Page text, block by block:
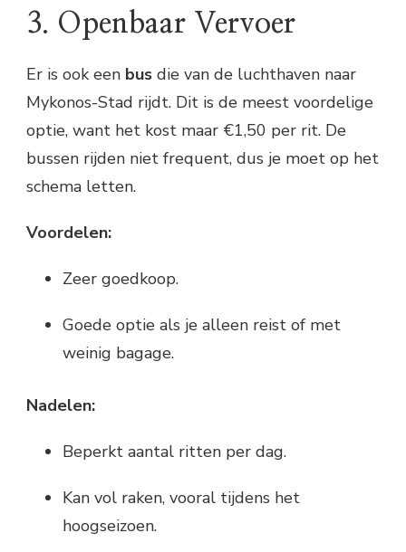
3. Openbaar Vervoer
Er is ook een bus die van de luchthaven naar
Mykonos-Stad rijdt. Dit is de meest voordelige
optie, want het kost maar €1,50 per rit. De
bussen rijden niet frequent, dus je moet op het
schema letten.
Voordelen:
Zeer goedkoop.
Goede optie als je alleen reist of met
weinig bagage.
Nadelen:
Beperkt aantal ritten per dag.
Kan vol raken, vooral tijdens het
hoogseizoen.